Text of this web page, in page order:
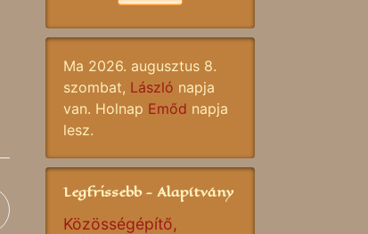
Ma 2026. augusztus 8.
szombat, László napja
van. Holnap Emőd napja
lesz.
Legfrissebb - Alapítvány
Közösségépítő,